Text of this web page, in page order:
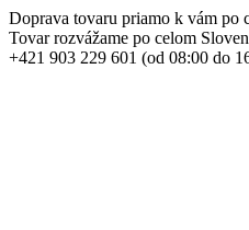
Doprava tovaru priamo k vám po
Tovar rozvážame po celom
+421 903 229 601 (od 08:00 do